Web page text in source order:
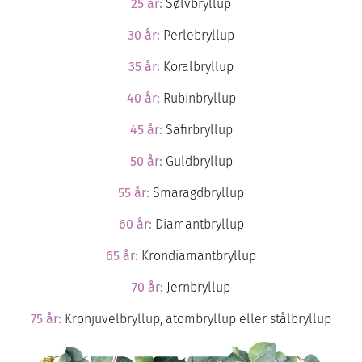
25 år: Sølvbryllup
30 år: Perlebryllup
35 år: Koralbryllup
40 år: Rubinbryllup
45 år: Safirbryllup
50 år: Guldbryllup
55 år: Smaragdbryllup
60 år: Diamantbryllup
65 år: Krondiamantbryllup
70 år: Jernbryllup
75 år: Kronjuvelbryllup, atombryllup eller stålbryllup